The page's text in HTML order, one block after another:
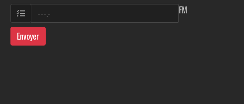
FM
Envoyer